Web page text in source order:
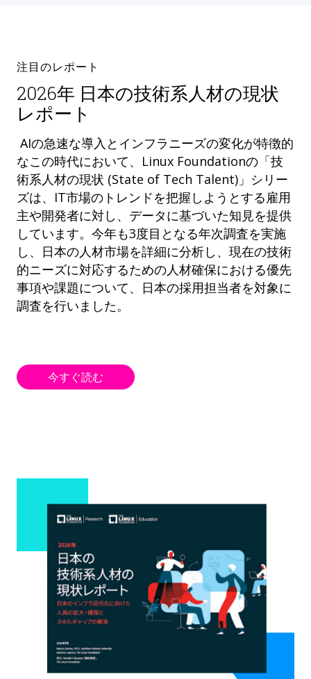
注目のレポート
2026年 日本の技術系人材の現状
レポート
AIの急速な導入とインフラニーズの変化が特徴的
なこの時代において、Linux Foundationの「技
術系人材の現状 (State of Tech Talent)」シリー
ズは、IT市場のトレンドを把握しようとする雇用
主や開発者に対し、データに基づいた知見を提供
しています。今年も3度目となる年次調査を実施
し、日本の人材市場を詳細に分析し、現在の技術
的ニーズに対応するための人材確保における優先
事項や課題について、日本の採用担当者を対象に
調査を行いました。
今すぐ読む